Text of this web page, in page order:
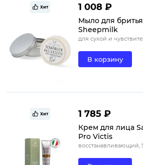
Хит 1 008 ₽
Мыло для
Sheepmilk
для сухой и
В корзину
Хит 1 785 ₽
Крем для лица
Pro Victis
восстанавливающий,